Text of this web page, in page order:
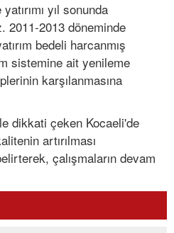
yıl sonunda
2011-2013 döneminde
bedeli harcanmış
sistemine ait yenileme
karşılanmasına
dikkati çeken Kocaeli'de
artırılması
çalışmaların devam